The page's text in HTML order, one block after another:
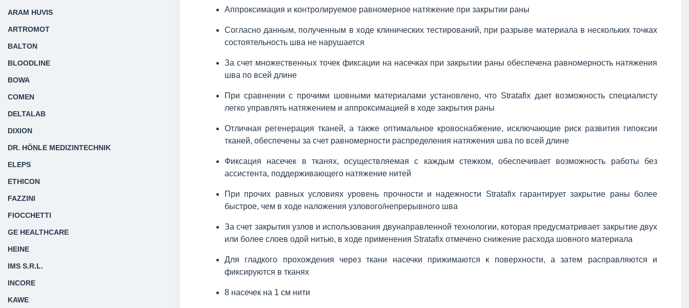
ARAM HUVIS
ARTROMOT
BALTON
BLOODLINE
BOWA
COMEN
DELTALAB
DIXION
DR. HÖNLE MEDIZINTECHNIK
ELEPS
ETHICON
FAZZINI
FIOCCHETTI
GE HEALTHCARE
HEINE
IMS S.R.L.
INCORE
KAWE
Аппроксимация и контролируемое равномерное натяжение при закрытии раны
Согласно данным, полученным в ходе клинических тестирований, при разрыве материала в нескольких точках
состоятельность шва не нарушается
За счет множественных точек фиксации на насечках при закрытии раны обеспечена равномерность натяжения
шва по всей длине
При сравнении с прочими шовными материалами установлено, что Stratafix дает возможность специалисту
легко управлять натяжением и аппроксимацией в ходе закрытия раны
Отличная регенерация тканей, а также оптимальное кровоснабжение, исключающие риск развития гипоксии
тканей, обеспечены за счет равномерности распределения натяжения шва по всей длине
Фиксация насечек в тканях, осуществляемая с каждым стежком, обеспечивает возможность работы без
ассистента, поддерживающего натяжение нитей
При прочих равных условиях уровень прочности и надежности Stratafix гарантирует закрытие раны более
быстрое, чем в ходе наложения узлового/непрерывного шва
За счет закрытия узлов и использования двунаправленной технологии, которая предусматривает закрытие двух
или более слоев одой нитью, в ходе применения Stratafix отмечено снижение расхода шовного материала
Для гладкого прохождения через ткани насечки прижимаются к поверхности, а затем расправляются и
фиксируются в тканях
8 насечек на 1 см нити